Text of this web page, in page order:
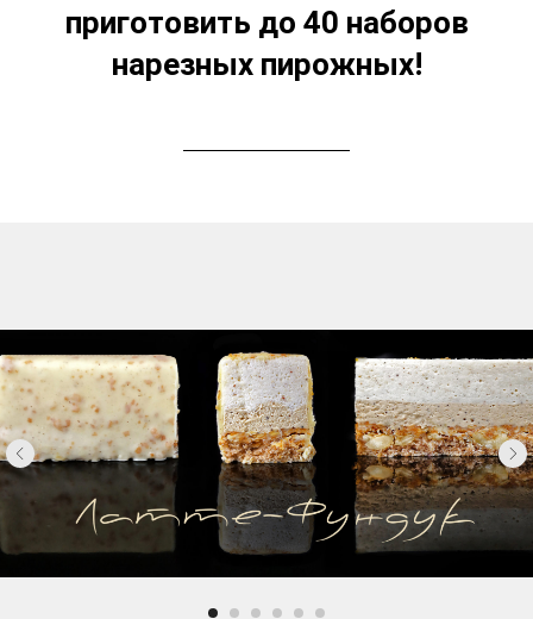
приготовить до 40 наборов
нарезных пирожных!